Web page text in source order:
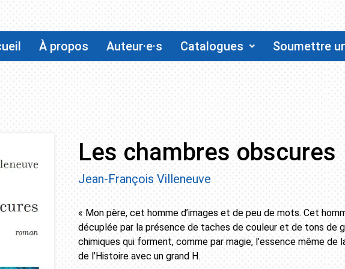
À propos Auteur·e·s Catalogues Soumettre
Les chambres obscures
Jean-François Villeneuve
« Mon père, cet homme d’images et de peu de mots. Cet
décuplée par la présence de taches de couleur et de tons de
chimiques qui forment, comme par magie, l’essence même de
de l’Histoire avec un grand H.